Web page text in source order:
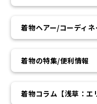
着物ヘアー/コーディネ
着物の特集/便利情報
着物コラム【浅草：エ